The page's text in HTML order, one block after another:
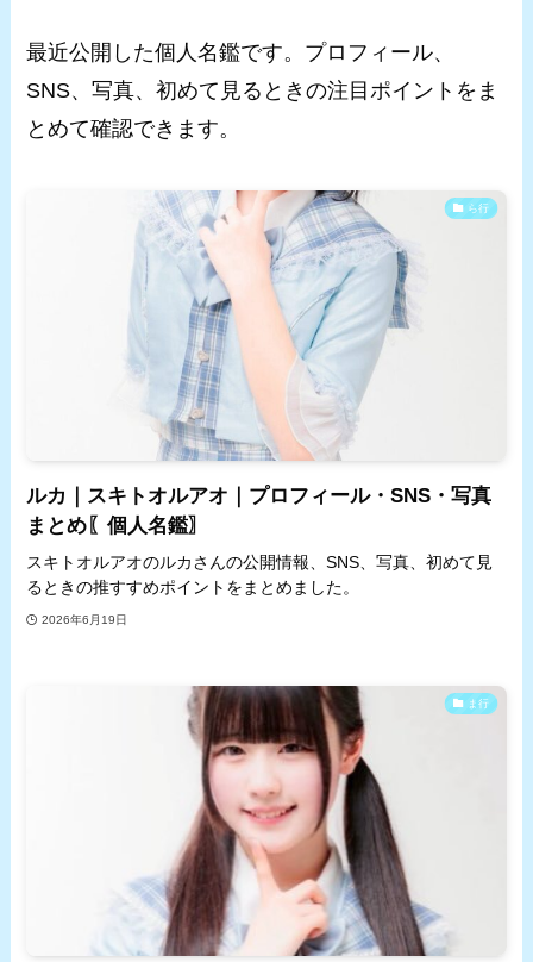
最近公開した個人名鑑です。プロフィール、
SNS、写真、初めて見るときの注目ポイントをま
とめて確認できます。
ら行
ルカ｜スキトオルアオ｜プロフィール・SNS・写真
まとめ〖個人名鑑〗
スキトオルアオのルカさんの公開情報、SNS、写真、初めて見
るときの推すすめポイントをまとめました。
2026年6月19日
ま行